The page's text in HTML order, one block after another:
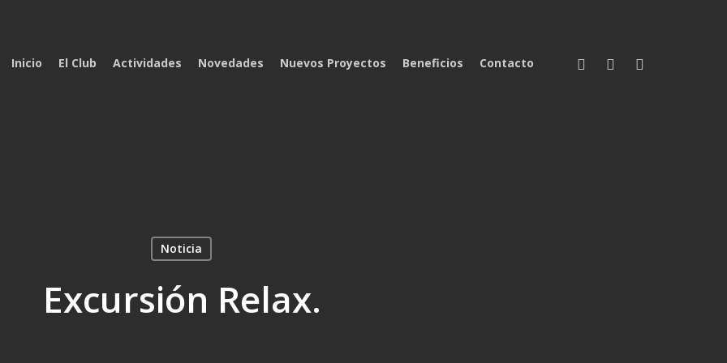
Inicio El Club Actividades Novedades Nuevos Proyectos Beneficios Contacto facebookinstagram
phone
Noticia
Excursión Relax.